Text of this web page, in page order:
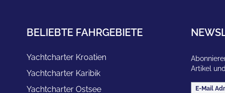
BELIEBTE FAHRGEBIETE
Yachtcharter Kroatien
Yachtcharter Karibik
Yachtcharter Ostsee
Artikel
E-Mail